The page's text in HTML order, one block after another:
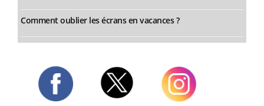
Comment oublier les écrans en vacances ?